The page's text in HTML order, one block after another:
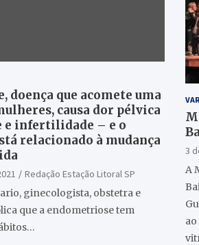
doença que acomete uma
causa dor pélvica
e infertilidade – e o
relacionado à mudança
Redação Estação Litoral SP
ginecologista, obstetra e
que a endometriose tem
3
A